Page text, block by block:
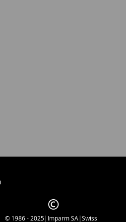
© 1986 - 2025|Imparm SA|Swiss